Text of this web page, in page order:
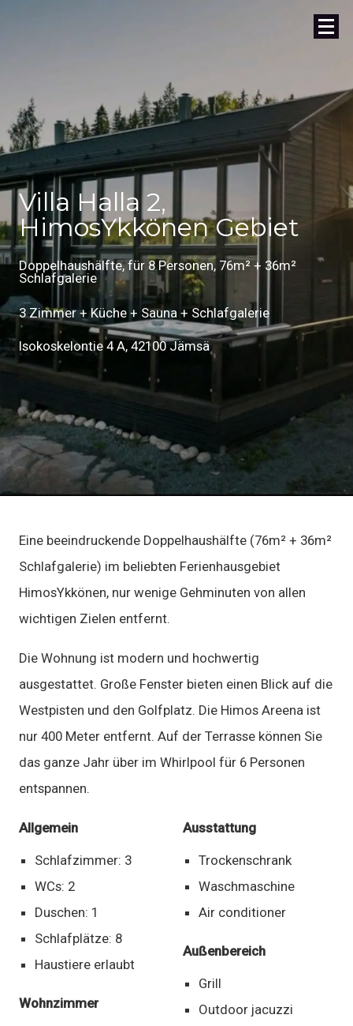
Villa Halla 2,
HimosYkkönen Gebiet
Doppelhaushälfte, für 8 Personen, 76m² + 36m²
Schlafgalerie
3 Zimmer + Küche + Sauna + Schlafgalerie
Isokoskelontie 4 A, 42100 Jämsä
Eine beeindruckende Doppelhaushälfte (76m² + 36m²
Schlafgalerie) im beliebten Ferienhausgebiet
HimosYkkönen, nur wenige Gehminuten von allen
wichtigen Zielen entfernt.
Die Wohnung ist modern und hochwertig
ausgestattet. Große Fenster bieten einen Blick auf die
Westpisten und den Golfplatz. Die Himos Areena ist
nur 400 Meter entfernt. Auf der Terrasse können Sie
das ganze Jahr über im Whirlpool für 6 Personen
entspannen.
Allgemein
Schlafzimmer: 3
WCs: 2
Duschen: 1
Schlafplätze: 8
Haustiere erlaubt
Wohnzimmer
Ausstattung
Trockenschrank
Waschmaschine
Air conditioner
Außenbereich
Grill
Outdoor jacuzzi